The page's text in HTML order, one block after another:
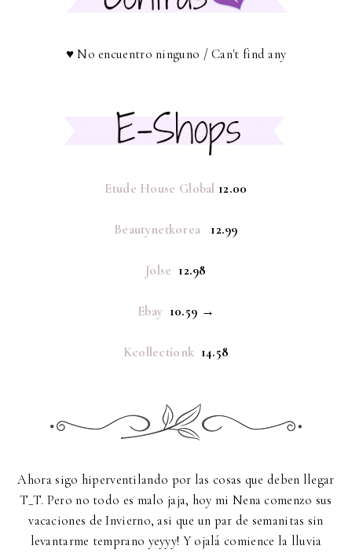
♥ No encuentro ninguno / Can't find any
Etude House Global 12.00
Beautynetkorea 12.99
Jolse 12.98
Ebay 10.59 →
Kcollectionk 14.58
Ahora sigo hiperventilando por las cosas que deben llegar
T_T. Pero no todo es malo jaja, hoy mi Nena comenzo sus
vacaciones de Invierno, asi que un par de semanitas sin
levantarme temprano yeyyy! Y ojalá comience la lluvia